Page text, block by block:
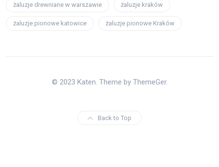
żaluzje drewniane w warszawie żaluzje kraków
żaluzje pionowe katowice żaluzje pionowe Kraków
© 2023 Katen. Theme by ThemeGer.
Back to Top